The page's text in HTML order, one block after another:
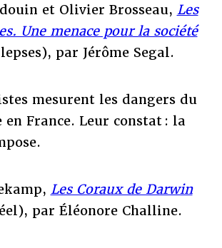
et Olivier Brosseau, Les
Une menace pour la société
par Jérôme Segal.
mesurent les dangers du
en France. Leur constat : la
Les Coraux de Darwin
par Éléonore Challine.